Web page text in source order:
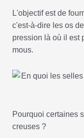
L'objectif est de
c'est-à-dire les os
pression là où il est
mous.
Pourquoi certaines
creuses ?